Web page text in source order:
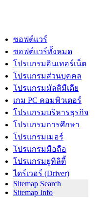
ซอฟต์แวร์
ซอฟต์แวร์ทั้งหมด
โปรแกรมอินเทอร์เน็ต
โปรแกรมส่วนบุคคล
โปรแกรมมัลติมีเดีย
เกม PC คอมพิวเตอร์
โปรแกรมบริหารธุรกิจ
โปรแกรมการศึกษา
โปรแกรมเมอร์
โปรแกรมมือถือ
โปรแกรมยูทิลิตี้
ไดร์เวอร์ (Driver)
Sitemap Search
Sitemap Info